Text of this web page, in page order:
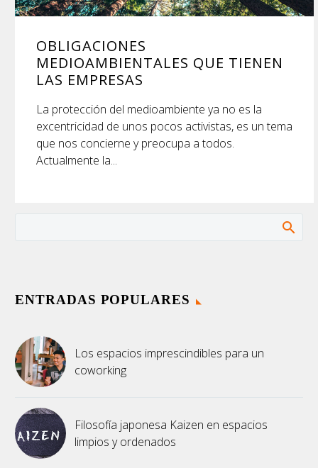
OBLIGACIONES
MEDIOAMBIENTALES QUE TIENEN
LAS EMPRESAS
La protección del medioambiente ya no es la
excentricidad de unos pocos activistas, es un tema
que nos concierne y preocupa a todos.
Actualmente la...
ENTRADAS POPULARES
Los espacios imprescindibles para un
coworking
Filosofía japonesa Kaizen en espacios
limpios y ordenados